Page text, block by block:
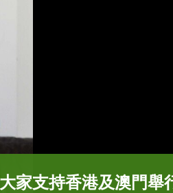
家支持香港及澳門舉
大家支持《小王子》
大家支持《小王子》
籲支持香港及澳門舉